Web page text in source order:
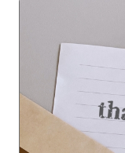
学生ライター
企業・